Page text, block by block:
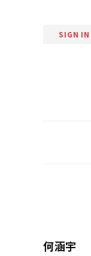
SIGN IN
何涵宇